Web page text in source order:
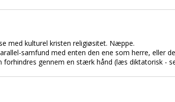
med kulturel kristen religiøsitet. Næppe.
samfund med enten den ene som herre, eller
forhindres gennem en stærk hånd (læs diktatorisk -